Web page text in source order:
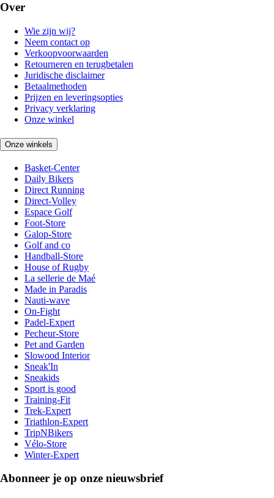
Over
Wie zijn wij?
Neem contact op
Verkoopvoorwaarden
Retourneren en terugbetalen
Juridische disclaimer
Betaalmethoden
Prijzen en leveringsopties
Privacy verklaring
Onze winkel
Onze winkels
Basket-Center
Daily Bikers
Direct Running
Direct-Volley
Espace Golf
Foot-Store
Galop-Store
Golf and co
Handball-Store
House of Rugby
La sellerie de Maé
Made in Paradis
Nauti-wave
On-Fight
Padel-Expert
Pecheur-Store
Pet and Garden
Slowood Interior
Sneak'In
Sneakids
Sport is good
Training-Fit
Trek-Expert
Triathlon-Expert
TripNBikers
Vélo-Store
Winter-Expert
Abonneer je op onze nieuwsbrief